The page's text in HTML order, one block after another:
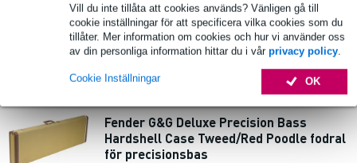
Vill du inte tillåta att cookies används? Vänligen gå till
cookie inställningar för att specificera vilka cookies som du
tillåter. Mer information om cookies och hur vi använder oss
av din personliga information hittar du i vår privacy policy.
OK
Cookie Inställningar
Fender G&G Deluxe Precision Bass
Hardshell Case Tweed/Red Poodle fodral
för precisionsbas